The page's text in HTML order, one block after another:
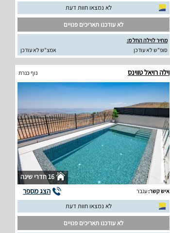
לא נמצאו חוות דעת
לא עודכנו תאריכים פנויים
מחיר לוילה החל מ:
סופ"ש לא עודכן
אמצ"ש לא עודכן
וילה רויאל טווינס נוף כנרת
16 חדרי שינה
איש קשר:ענבר הצג מספר
לא נמצאו חוות דעת
לא עודכנו תאריכים פנויים